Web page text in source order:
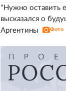
"Нужно оставить
высказался о
Аргентины
Фото